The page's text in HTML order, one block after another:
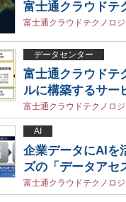
富士通クラウドテ
富士通クラウドテクノロ
データセンター
富士通クラウドテ
ルに構築するサー
富士通クラウドテクノロ
AI
企業データにAIを
ズの「データアセ
富士通クラウドテクノロ